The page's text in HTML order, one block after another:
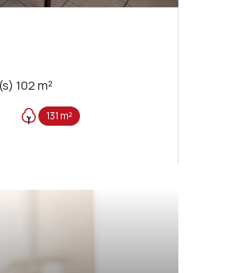
Maison 4 pièce(s) 2 chambre(s) 102 m²
131 m²